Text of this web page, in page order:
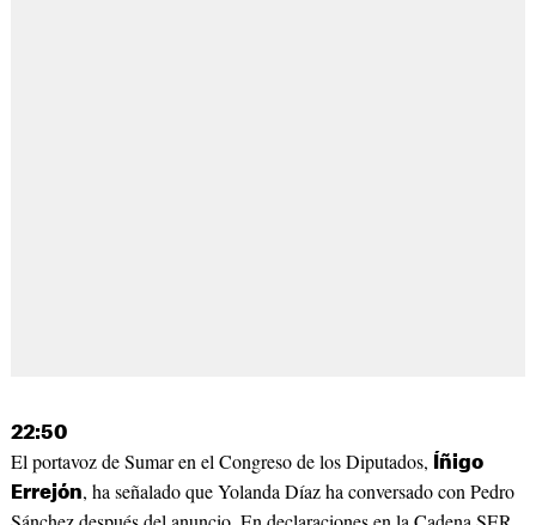
22:50
El portavoz de Sumar en el Congreso de los Diputados,
Íñigo
Errejón, ha señalado que Yolanda Díaz ha conversado con Pedro